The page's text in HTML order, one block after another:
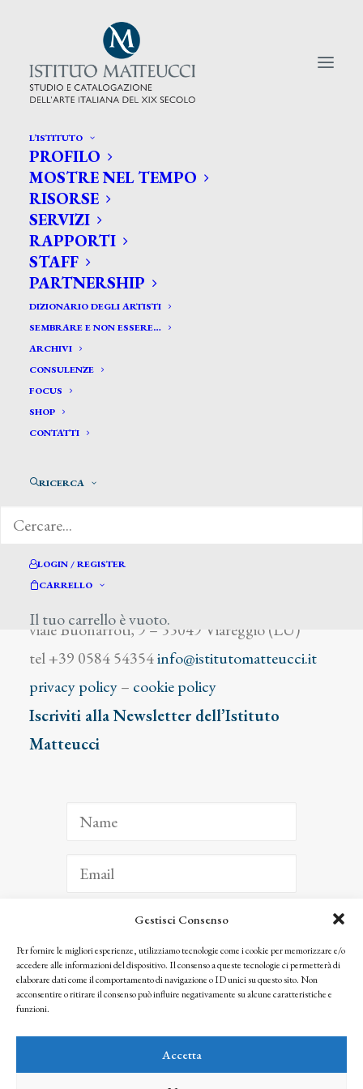
Gestisci Consenso
Per fornire le migliori esperienze, utilizziamo tecnologie come i cookie per memorizzare e/o
accedere alle informazioni del dispositivo. Il consenso a queste tecnologie ci permetterà di
elaborare dati come il comportamento di navigazione o ID unici su questo sito. Non
acconsentire o ritirare il consenso può influire negativamente su alcune caratteristiche e
funzioni.
Accetta
L’ISTITUTO
PROFILO
MOSTRE NEL TEMPO
RISORSE
SERVIZI
RAPPORTI
STAFF
PARTNERSHIP
DIZIONARIO DEGLI ARTISTI
SEMBRARE E NON ESSERE…
ARCHIVI
CONSULENZE
FOCUS
SHOP
CONTATTI
RICERCA
LOGIN / REGISTER
CARRELLO
Il tuo carrello è vuoto.
CERCA TRA GLI ARTISTI:
Search
for:
Neri Bianca
viale Buonarroti, 9 – 55049 Viareggio (LU)
tel +39 0584 54354info@istitutomatteucci.it
privacy policy– cookie policy
Iscriviti alla Newsletter dell’Istituto
Matteucci
ISCRIVITI
Facendo clic per iscriverti, riconosci che le tue informazioni saranno trattate
seguendo la nostra Privacy Policy
© 2025 Istituto Matteucci. All right reserved
l’autorizzazione scritta dei proprietari dei diritti e dell’Istituto Matteucci